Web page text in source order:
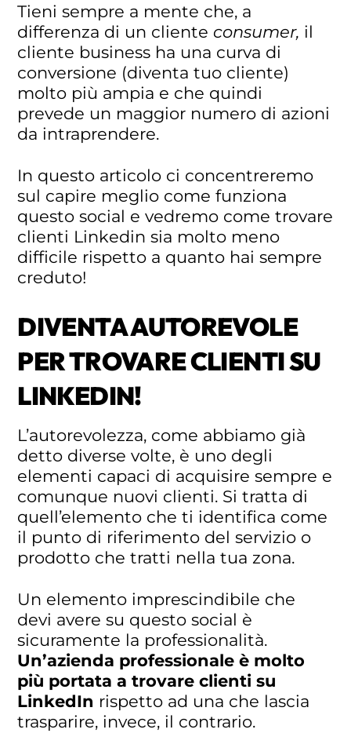
Tieni sempre a mente che, a
differenza di un clienteconsumer, il
cliente business ha una curva di
conversione (diventa tuo cliente)
molto più ampia e che quindi
prevede un maggior numero di azioni
da intraprendere.
In questo articolo ci concentreremo
sul capire meglio come funziona
questo social e vedremo come trovare
clienti Linkedin sia molto meno
difficile rispetto a quanto hai sempre
creduto!
DIVENTA AUTOREVOLE
PER TROVARE CLIENTI SU
LINKEDIN!
L’autorevolezza, come abbiamo già
detto diverse volte, è uno degli
elementi capaci di acquisire sempre e
comunque nuovi clienti. Si tratta di
quell’elemento che ti identifica come
il punto di riferimento del servizio o
prodotto che tratti nella tua zona.
Un elemento imprescindibile che
devi avere su questo social è
sicuramente la professionalità.
Un’azienda professionale è molto
più portata a trovare clienti su
LinkedIn rispetto ad una che lascia
trasparire, invece, il contrario.